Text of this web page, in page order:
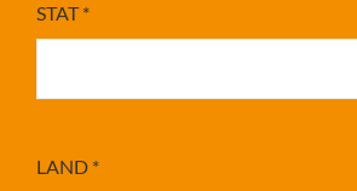
STAT*
LAND *